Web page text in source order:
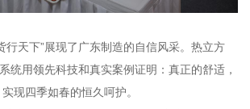
行天下”展现了广东制造的自信风采。热立方
统用领先科技和真实案例证明：真正的舒适，
现四季如春的恒久呵护。